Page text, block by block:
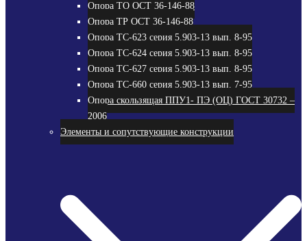
Опора ТО ОСТ 36-146-88
Опора ТР ОСТ 36-146-88
Опора ТС-623 серия 5.903-13 вып. 8-95
Опора ТС-624 серия 5.903-13 вып. 8-95
Опора ТС-627 серия 5.903-13 вып. 8-95
Опора ТС-660 серия 5.903-13 вып. 7-95
Опора скользящая ППУ1- ПЭ (ОЦ) ГОСТ 30732 –
2006
Элементы и сопутствующие конструкции